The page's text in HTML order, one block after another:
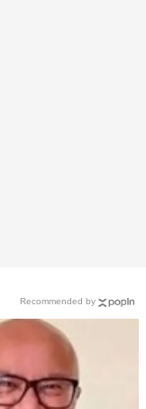
Recommended by